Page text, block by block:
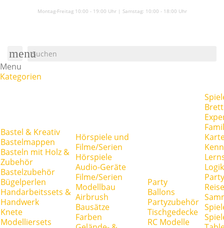
Montag-Freitag 10:00 - 19:00 Uhr | Samstag: 10:00 - 18:00 Uhr
menu
Menu
Kategorien
Bastel & Kreativ
Bastelmappen
Basteln mit Holz &
Zubehör
Bastelzubehör
Bügelperlen
Handarbeitssets &
Handwerk
Knete
Modelliersets
Hörspiele und
Filme/Serien
Hörspiele
Audio-Geräte
Filme/Serien
Modellbau
Airbrush
Bausätze
Farben
Party
Ballons
Partyzubehör
Tischgedecke
RC Modelle